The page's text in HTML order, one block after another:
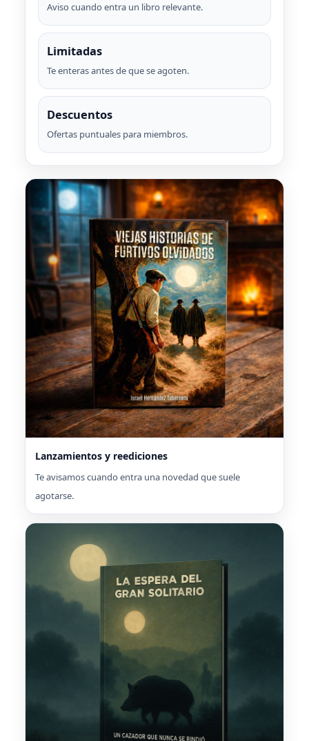
Aviso cuando entra un libro relevante.
Limitadas
Te enteras antes de que se agoten.
Descuentos
Ofertas puntuales para miembros.
Lanzamientos y reediciones
Te avisamos cuando entra una novedad que suele
agotarse.